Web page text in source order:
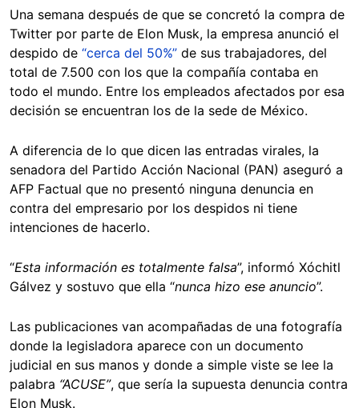
Una semana después de que se concretó la compra de
Twitter por parte de Elon Musk, la empresa anunció el
despido de “cerca del 50%” de sus trabajadores, del
total de 7.500 con los que la compañía contaba en
todo el mundo. Entre los empleados afectados por esa
decisión se encuentran los de la sede de México.
A diferencia de lo que dicen las entradas virales, la
senadora del Partido Acción Nacional (PAN) aseguró a
AFP Factual que no presentó ninguna denuncia en
contra del empresario por los despidos ni tiene
intenciones de hacerlo.
“Esta información es totalmente falsa”, informó Xóchitl
Gálvez y sostuvo que ella “nunca hizo ese anuncio”.
Las publicaciones van acompañadas de una fotografía
donde la legisladora aparece con un documento
judicial en sus manos y donde a simple viste se lee la
palabra “ACUSE”, que sería la supuesta denuncia contra
Elon Musk.